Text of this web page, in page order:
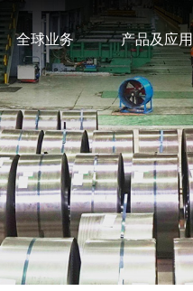
全球业务 产品及应用